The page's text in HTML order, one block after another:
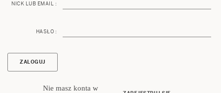
NICK LUB EMAIL :
HASŁO :
Nie masz konta w